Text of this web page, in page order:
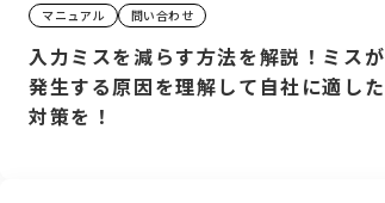
マニュアル 問い合わせ
入力ミスを減らす方法を解説！ミスが
発生する原因を理解して自社に適した
対策を！